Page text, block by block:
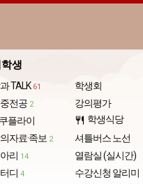
생
TALK 61
전공 2
플라이
자료·족보 2
리 14
디 4
학생회
강의평가
restaurant 학생식당
셔틀버스 노선
열람실 (실시간)
수강신청 알리미